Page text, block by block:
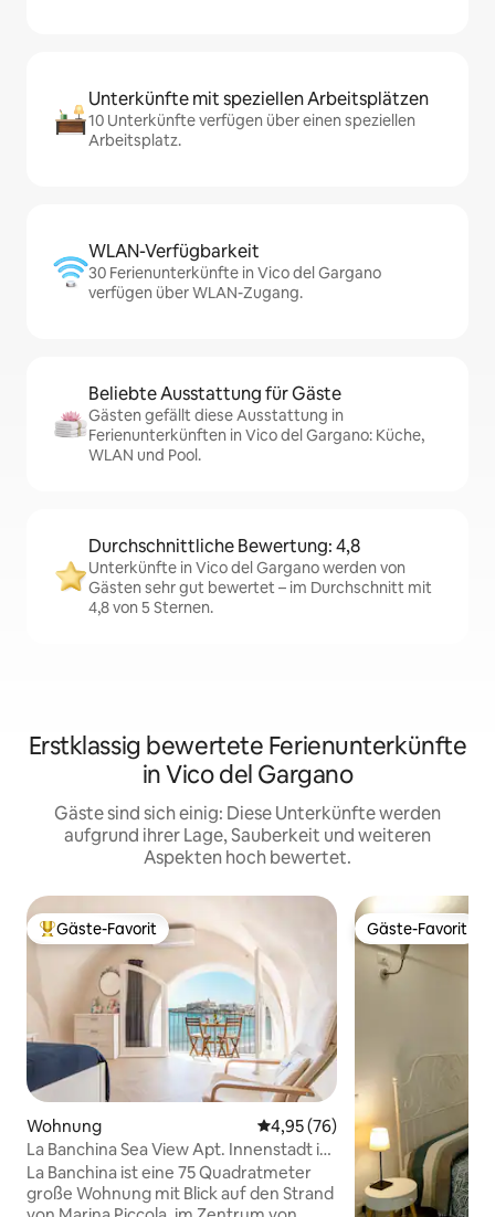
Unterkünfte mit speziellen Arbeitsplätzen
10 Unterkünfte verfügen über einen speziellen
Arbeitsplatz.
WLAN-Verfügbarkeit
30 Ferienunterkünfte in Vico del Gargano
verfügen über WLAN-Zugang.
Beliebte Ausstattung für Gäste
Gästen gefällt diese Ausstattung in
Ferienunterkünften in Vico del Gargano: Küche,
WLAN und Pool.
Durchschnittliche Bewertung: 4,8
Unterkünfte in Vico del Gargano werden von
Gästen sehr gut bewertet – im Durchschnitt mit
4,8 von 5 Sternen.
Erstklassig bewertete Ferienunterkünfte
in Vico del Gargano
Gäste sind sich einig: Diese Unterkünfte werden
aufgrund ihrer Lage, Sauberkeit und weiteren
Aspekten hoch bewertet.
Beliebter Gäste-Favorit.
Gäste-Favorit
Wohnung Durchschnittliche Bewertung:
4,95 (76)
La Banchina Sea View Apt. Innenstadt in
der Nähe des Strandes
La Banchina ist eine 75 Quadratmeter
große Wohnung mit Blick auf den Strand
Gäste-Favorit
Gäste-Favorit